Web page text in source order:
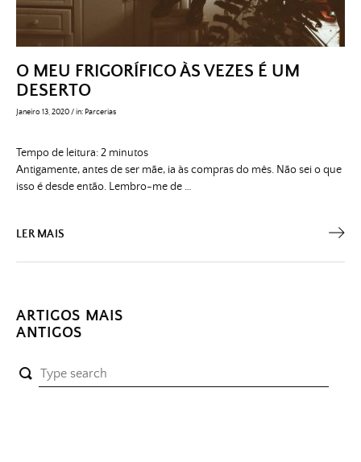
O MEU FRIGORÍFICO ÀS VEZES É UM
DESERTO
Janeiro 13, 2020/in: Parcerias
Tempo de leitura:2 minutos
Antigamente, antes de ser mãe, ia às compras do mês. Não sei o que
isso é desde então. Lembro-me de …
LER MAIS
Navegação
de
ARTIGOS MAIS
ANTIGOS